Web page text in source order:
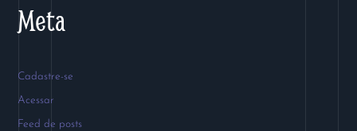
Meta
Cadastre-se
Acessar
Feed de posts